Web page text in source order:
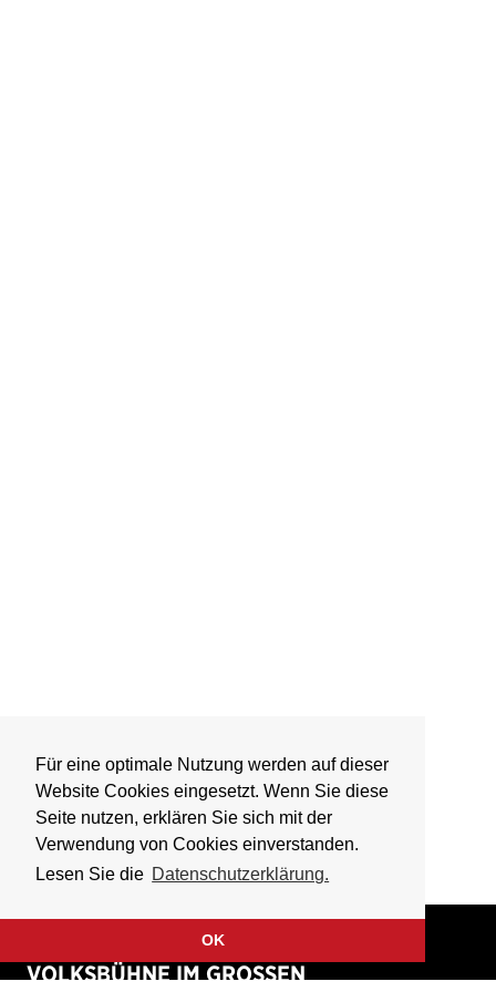
Für eine optimale Nutzung werden auf dieser
Website Cookies eingesetzt. Wenn Sie diese
Seite nutzen, erklären Sie sich mit der
Verwendung von Cookies einverstanden.
Lesen Sie die Datenschutzerklärung.
OK
VOLKSBÜHNE IM GROSSEN